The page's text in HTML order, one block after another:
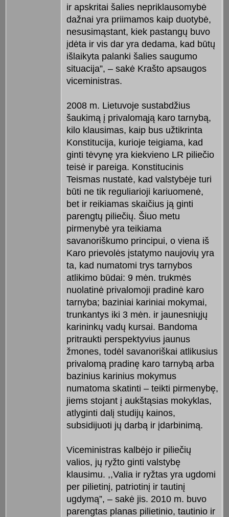
ir apskritai šalies nepriklausomybė
dažnai yra priimamos kaip duotybė,
nesusimąstant, kiek pastangų buvo
įdėta ir vis dar yra dedama, kad būtų
išlaikyta palanki šalies saugumo
situacija”, – sakė Krašto apsaugos
viceministras.
2008 m. Lietuvoje sustabdžius
šaukimą į privalomąją karo tarnybą,
kilo klausimas, kaip bus užtikrinta
Konstitucija, kurioje teigiama, kad
ginti tėvynę yra kiekvieno LR piliečio
teisė ir pareiga. Konstitucinis
Teismas nustatė, kad valstybėje turi
būti ne tik reguliarioji kariuomenė,
bet ir reikiamas skaičius ją ginti
parengtų piliečių. Šiuo metu
pirmenybė yra teikiama
savanoriškumo principui, o viena iš
Karo prievolės įstatymo naujovių yra
ta, kad numatomi trys tarnybos
atlikimo būdai: 9 mėn. trukmės
nuolatinė privalomoji pradinė karo
tarnyba; baziniai kariniai mokymai,
trunkantys iki 3 mėn. ir jaunesniųjų
karininkų vadų kursai. Bandoma
pritraukti perspektyvius jaunus
žmones, todėl savanoriškai atlikusius
privalomą pradinę karo tarnybą arba
bazinius karinius mokymus
numatoma skatinti – teikti pirmenybę,
jiems stojant į aukštąsias mokyklas,
atlyginti dalį studijų kainos,
subsidijuoti jų darbą ir įdarbinimą.
Viceministras kalbėjo ir piliečių
valios, jų ryžto ginti valstybę
klausimu. ,,Valia ir ryžtas yra ugdomi
per pilietinį, patriotinį ir tautinį
ugdymą”, – sakė jis. 2010 m. buvo
parengtas planas pilietinio, tautinio ir